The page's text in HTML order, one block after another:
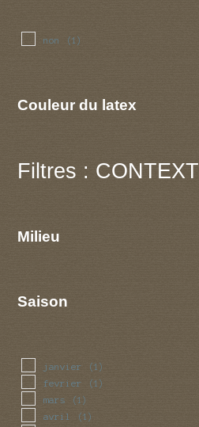
non (1)
Couleur du latex
Filtres :
Milieu
Saison
janvier (1)
fevrier (1)
mars (1)
avril (1)